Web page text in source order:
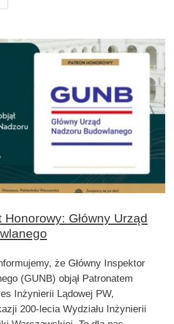
Główny Urząd
że Główny Inspektor
(GUNB) objął Patronatem
Inżynierii Lądowej PW,
200-lecia Wydziału Inżynierii